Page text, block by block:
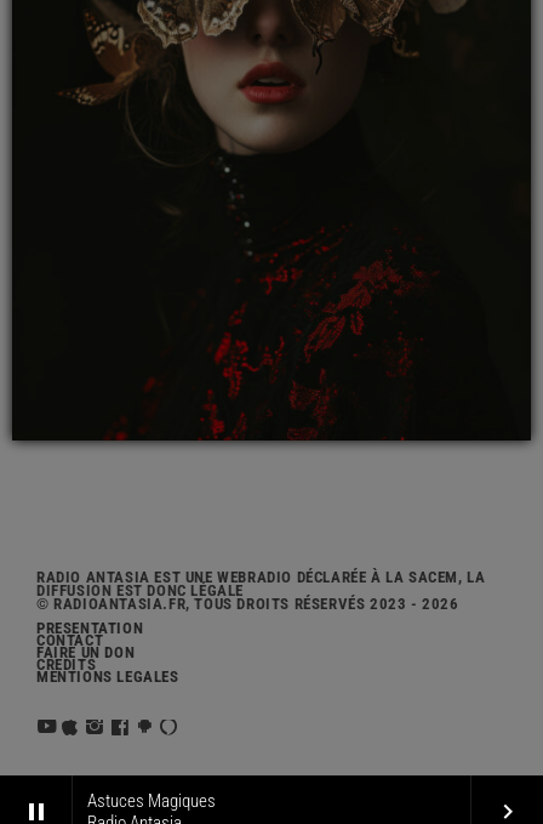
pause
Astuces Magiques
keyboard_arrow_right
RADIO ANTASIA EST UNE WEBRADIO DÉCLARÉE À LA SACEM, LA
DIFFUSION EST DONC LÉGALE
© RADIOANTASIA.FR, TOUS DROITS RÉSERVÉS 2023 - 2026
PRÉSENTATION
CONTACT
FAIRE UN DON
CRÉDITS
MENTIONS LÉGALES